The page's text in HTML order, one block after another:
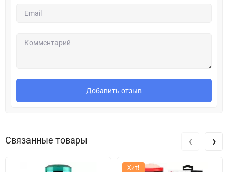
Добавить отзыв
Связанные товары
Хит!
‹ ›